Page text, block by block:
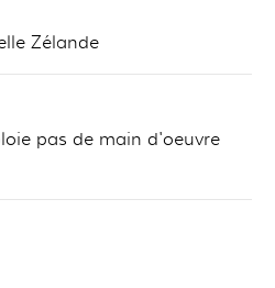
Zélande
pas de main d'oeuvre